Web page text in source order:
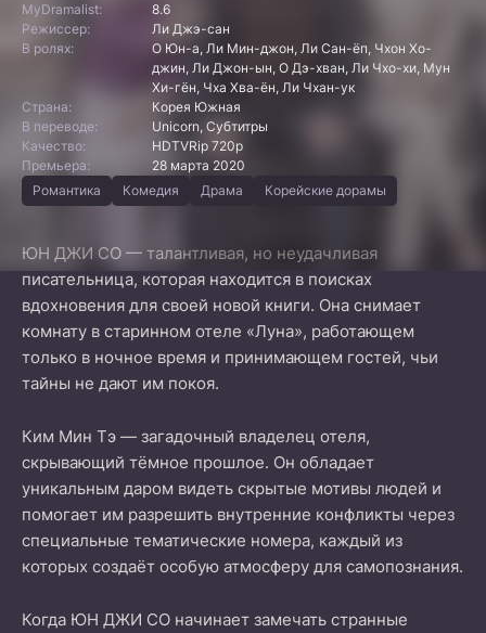
MyDramalist:
8.6
Режиссер:
Ли Джэ-сан
В ролях:
О Юн-а, Ли Мин-джон, Ли Сан-ёп, Чхон Хо-
джин, Ли Джон-ын, О Дэ-хван, Ли Чхо-хи, Мун
Хи-гён, Чха Хва-ён, Ли Чхан-ук
Страна:
Корея Южная
В переводе:
Unicorn, Субтитры
Качество:
HDTVRip 720p
Премьера:
28 марта 2020
Романтика
Комедия Драма Корейские дорамы
ЮН ДЖИ СО — талантливая, но неудачливая
писательница, которая находится в поисках
вдохновения для своей новой книги. Она снимает
комнату в старинном отеле «Луна», работающем
только в ночное время и принимающем гостей, чьи
тайны не дают им покоя.
Ким Мин Тэ — загадочный владелец отеля,
скрывающий тёмное прошлое. Он обладает
уникальным даром видеть скрытые мотивы людей и
помогает им разрешить внутренние конфликты через
специальные тематические номера, каждый из
которых создаёт особую атмосферу для самопознания.
Когда ЮН ДЖИ СО начинает замечать странные